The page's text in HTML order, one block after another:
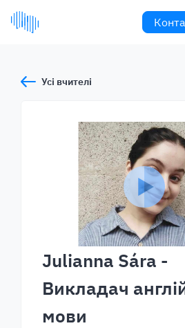
Усі вчителі
Julianna Sára -
Викладач
мови